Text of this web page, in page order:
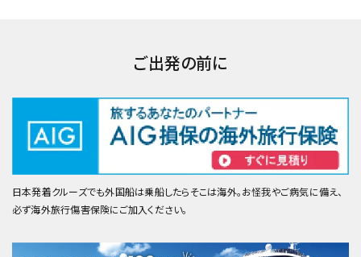
ご出発の前に
日本発着クルーズでも外国船は乗船したらそこは海外。お怪我やご病気に備え、
必ず海外旅行傷害保険にご加入ください。